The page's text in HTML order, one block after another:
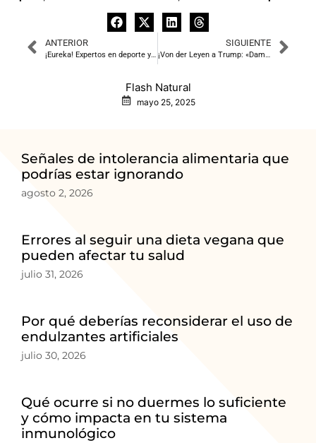
ANTERIOR
¡Eureka! Expertos en deporte y psicología revelan el truco definitivo para evaluar tu envejecimiento saludable
SIGUIENTE
¡Von der Leyen a Trump: «Dame hasta el 9 de julio para un acuerdo comercial!»
Flash Natural
mayo 25, 2025
Señales de intolerancia alimentaria que
podrías estar ignorando
agosto 2, 2026
Errores al seguir una dieta vegana que
pueden afectar tu salud
julio 31, 2026
Por qué deberías reconsiderar el uso de
endulzantes artificiales
julio 30, 2026
Qué ocurre si no duermes lo suficiente
y cómo impacta en tu sistema
inmunológico